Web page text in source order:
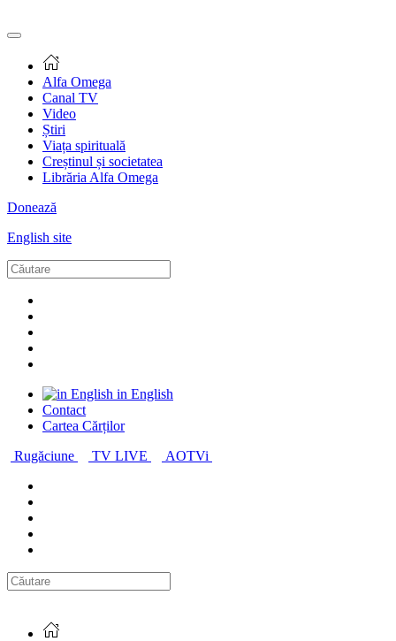
Alfa Omega
Canal TV
Video
Știri
Viața spirituală
Creștinul și societatea
Librăria Alfa Omega
Donează
English site
in English
Contact
Cartea Cărților
Rugăciune
TV LIVE AOTVi